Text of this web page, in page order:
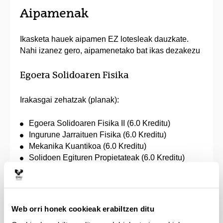
Web orri honek cookieak erabiltzen ditu
Aipamenak
Ikasketa hauek aipamen EZ lotesleak dauzkate.
Nahi izanez gero, aipamenetako bat ikas dezakezu
Egoera Solidoaren Fisika
Irakasgai zehatzak (planak):
Egoera Solidoaren Fisika II (6.0 Kreditu)
Ingurune Jarraituen Fisika (6.0 Kreditu)
Mekanika Kuantikoa (6.0 Kreditu)
Solidoen Egituren Propietateak (6.0 Kreditu)
Gainditu beharreko kreditu kopurua: 30.0